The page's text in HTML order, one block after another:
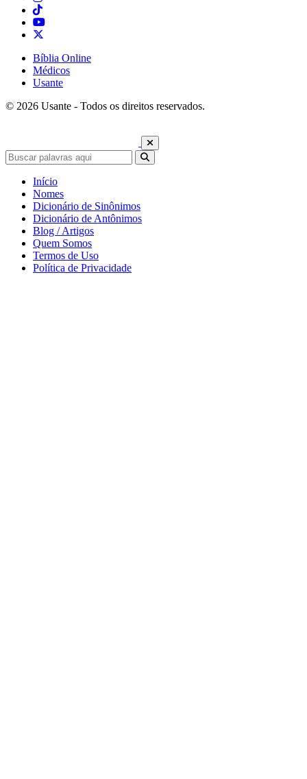
Bíblia Online
Médicos
Usante
© 2026 Usante - Todos os direitos reservados.
Início
Nomes
Dicionário de Sinônimos
Dicionário de Antônimos
Blog / Artigos
Quem Somos
Termos de Uso
Política de Privacidade